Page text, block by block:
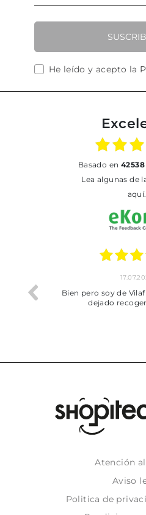
He leído y acepto la
basado en 42538
Lea algunas de las opiniones
aquí.
trobat
Bien pero soy de
dejado
Atención
Aviso
Politica de